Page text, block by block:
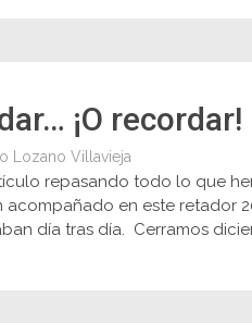
¡O recordar!
Lozano Villavieja
repasando todo lo que
en este retador
día tras día. Cerramos